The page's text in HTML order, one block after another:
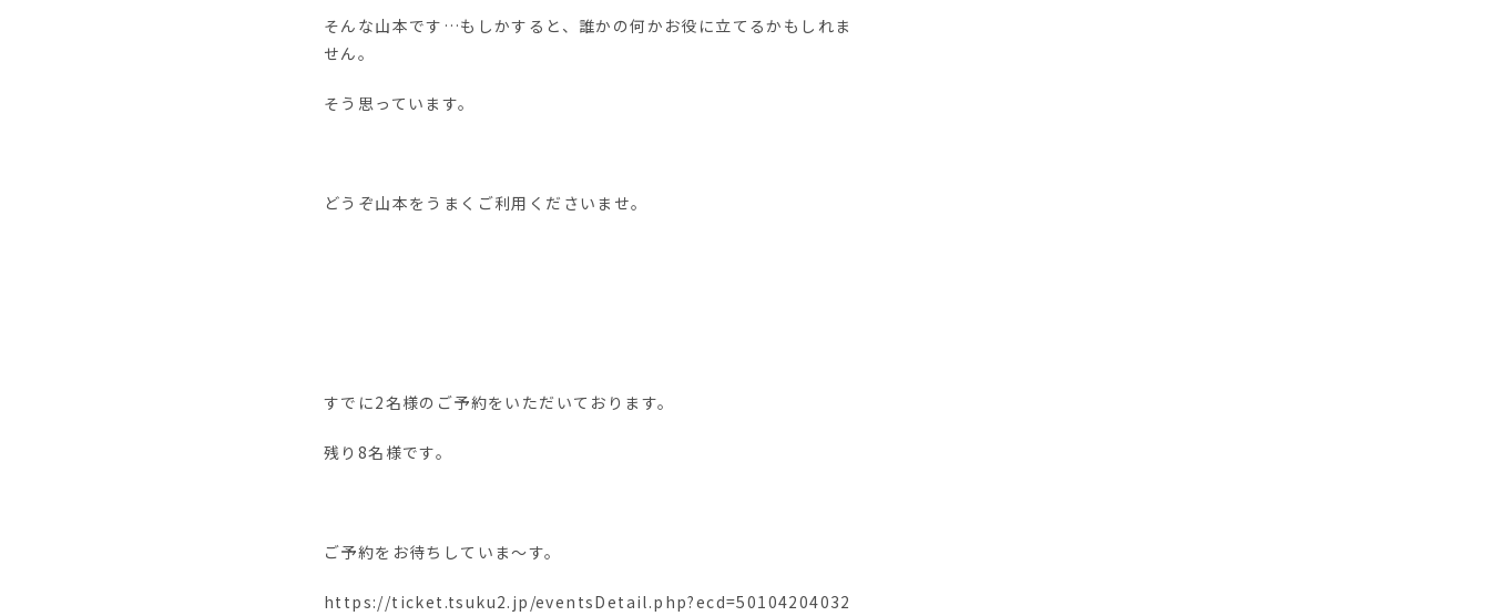
そんな山本です…もしかすると、誰かの何かお役に立てるかもしれま
せん。
そう思っています。
どうぞ山本をうまくご利用くださいませ。
すでに2名様のご予約をいただいております。
残り8名様です。
ご予約をお待ちしていま〜す。
https://ticket.tsuku2.jp/eventsDetail.php?ecd=50104204032